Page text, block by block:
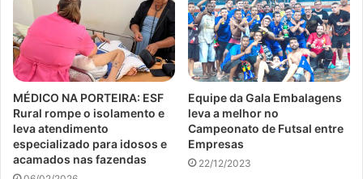
MÉDICO NA PORTEIRA: ESF
Rural rompe o isolamento e
leva atendimento
especializado para idosos e
acamados nas fazendas
Equipe da Gala Embalagens
leva a melhor no
Campeonato de Futsal entre
Empresas
22/12/2023